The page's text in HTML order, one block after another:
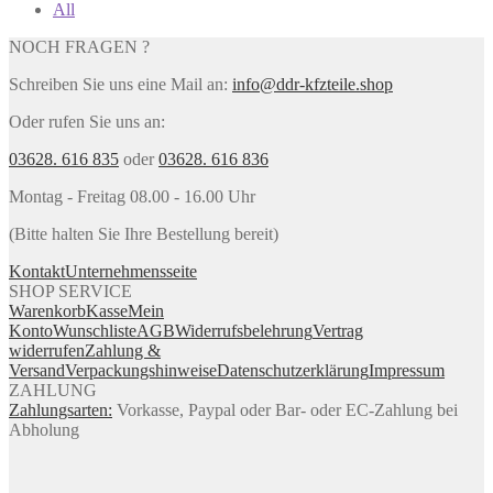
All
NOCH FRAGEN ?
Schreiben Sie uns eine Mail an: info@ddr-kfzteile.shop
Oder rufen Sie uns an:
03628. 616 835 oder03628. 616 836
Montag - Freitag 08.00 - 16.00 Uhr
(Bitte halten Sie Ihre Bestellung bereit)
KontaktUnternehmensseite
SHOP SERVICE
WarenkorbKasseMein
KontoWunschlisteAGBWiderrufsbelehrungVertrag
widerrufenZahlung &
VersandVerpackungshinweiseDatenschutzerklärungImpressum
ZAHLUNG
Zahlungsarten: Vorkasse, Paypal oder Bar- oder EC-Zahlung bei
Abholung